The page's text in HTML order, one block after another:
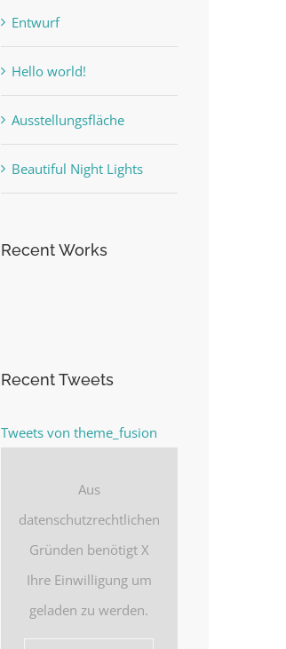
Entwurf
Hello world!
Ausstellungsfläche
Beautiful Night Lights
Recent Works
Recent Tweets
Tweets von theme_fusion
Aus
datenschutzrechtlichen
Gründen benötigt X
Ihre Einwilligung um
geladen zu werden.